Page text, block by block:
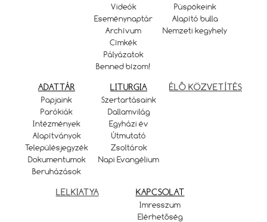
Videók
Eseménynaptár
Archívum
Címkék
Pályázatok
Benned bízom!
Püspökeink
Alapító bulla
Nemzeti kegyhely
ADATTÁR
Papjaink
Parókiák
Intézmények
Alapítványok
Településjegyzék
Dokumentumok
Beruházások
LITURGIA
Szertartásaink
Dallamvilág
Egyházi év
Útmutató
Zsoltárok
Napi Evangélium
ÉLŐ KÖZVETÍTÉS
LELKIATYA KAPCSOLAT
Imresszum
Elérhetőség